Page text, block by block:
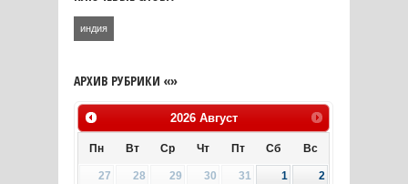
индия
АРХИВ РУБРИКИ «»
2026 Август
Пн Вт Ср Чт Пт Сб Вс
27 28 29 30 31 1
2